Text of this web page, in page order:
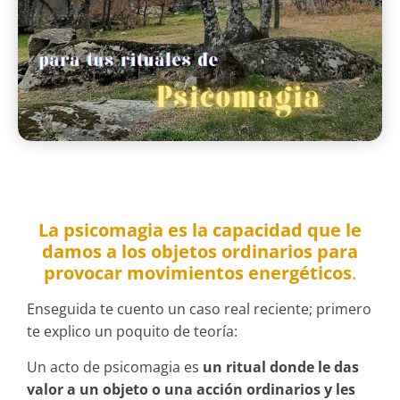
La psicomagia es la capacidad que le
damos a los objetos ordinarios para
provocar movimientos energéticos.
Enseguida te cuento un caso real reciente; primero
te explico un poquito de teoría:
Un acto de psicomagia es un ritual donde le das
valor a un objeto o una acción ordinarios y les